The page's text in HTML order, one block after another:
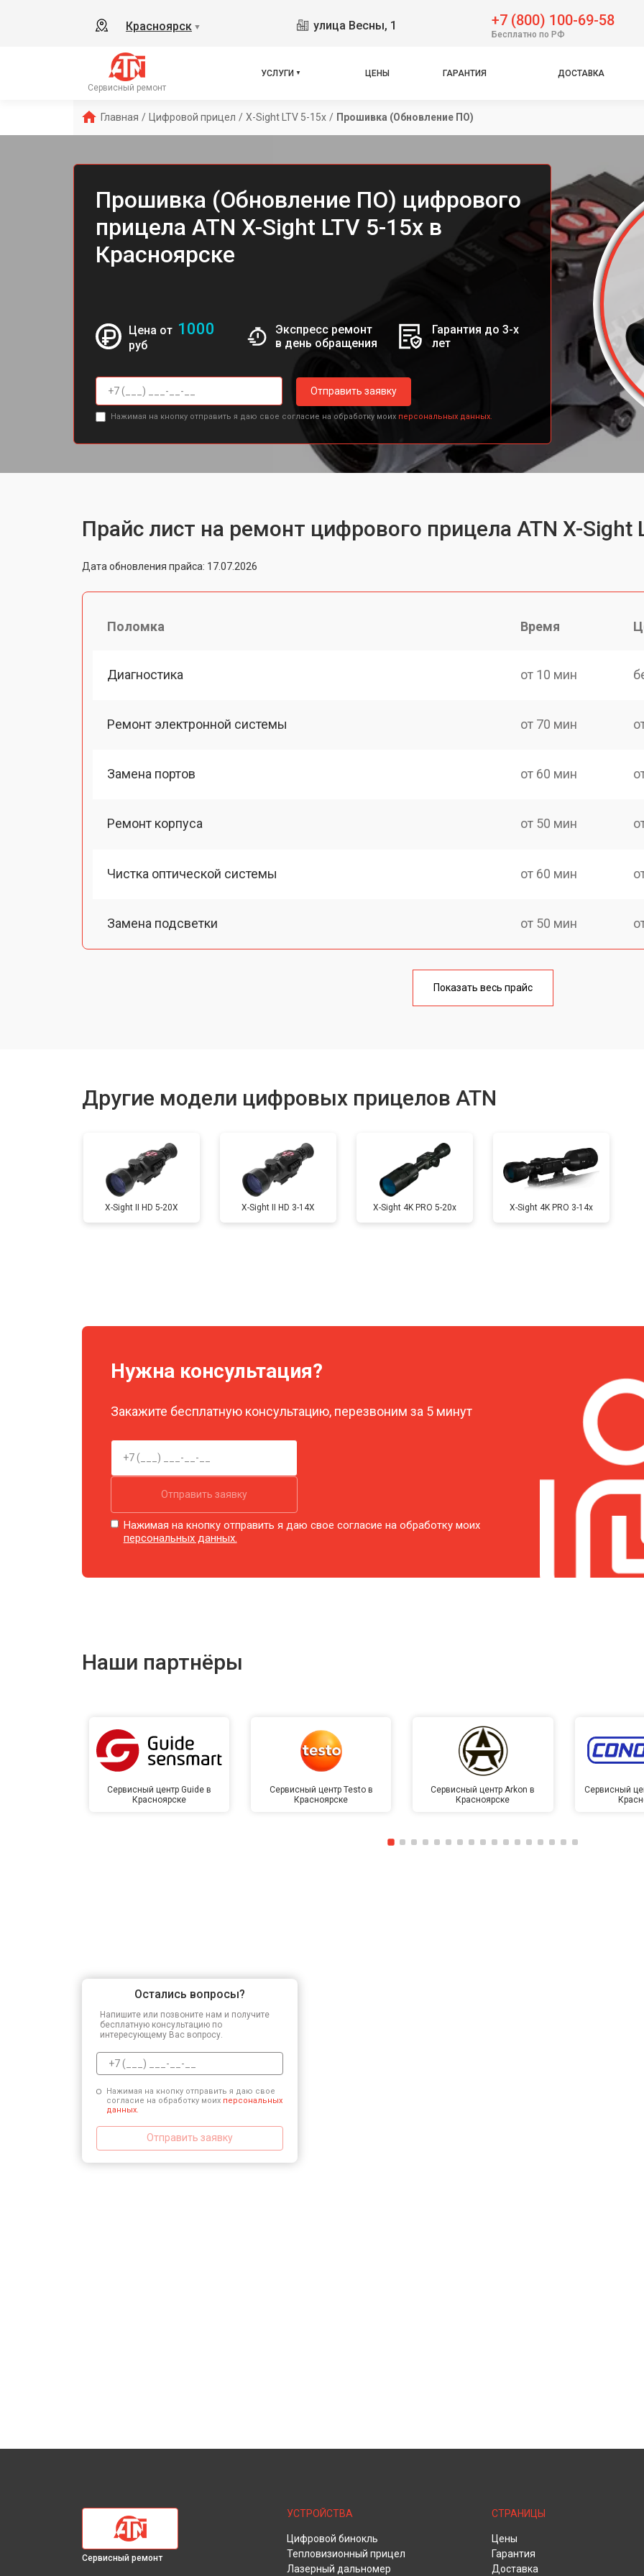
Красноярск ▼ улица Весны, 1 +7 (800) 100-69-58
Бесплатно по РФ
Сервисный ремонт
УСЛУГИ ЦЕНЫ ГАРАНТИЯ ДОСТАВКА
Главная / Цифровой прицел / X-Sight LTV 5-15x / Прошивка (Обновление ПО)
Прошивка (Обновление ПО) цифрового
прицела ATN X-Sight LTV 5-15x в
Красноярске
Цена от 1000
руб
Экспресс ремонт
в день обращения
Гарантия до 3-х
лет
Отправить заявку
Нажимая на кнопку отправить я даю свое согласие на обработку моих персональных данных.
Прайс лист на ремонт цифрового прицела ATN X-Sight
Дата обновления прайса: 17.07.2026
Поломка Время
Диагностика от 10 мин
Ремонт электронной системы от 70 мин
Замена портов от 60 мин
Ремонт корпуса от 50 мин
Чистка оптической системы от 60 мин
Замена подсветки от 50 мин
от 60 мин
Показать весь прайс
Другие модели цифровых прицелов ATN
X-Sight II HD 5-20X X-Sight II HD 3-14X X-Sight 4K PRO 5-20x X-Sight 4K PRO 3-14x
Нужна консультация?
Закажите бесплатную консультацию, перезвоним за 5 минут
Отправить заявку
Нажимая на кнопку отправить я даю свое согласие на обработку моих
персональных данных.
Наши партнёры
Сервисный центр Guide в
Красноярске
Сервисный центр Testo в
Красноярске
Сервисный центр Arkon в
Красноярске
Сервисный
Остались вопросы?
Напишите или позвоните нам и получите
бесплатную консультацию по
интересующему Вас вопросу.
Нажимая на кнопку отправить я даю свое
согласие на обработку моих персональных
данных.
Отправить заявку
Сервисный ремонт
УСТРОЙСТВА
Цифровой бинокль
Тепловизионный прицел
Лазерный дальномер
СТРАНИЦЫ
Цены
Гарантия
Доставка